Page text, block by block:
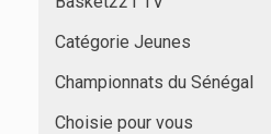
Catégorie Jeunes
Championnats du Sénégal
Choisie pour vous